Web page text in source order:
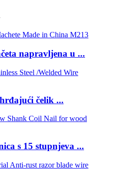
napravljena u ...
čelik ...
s 15 stupnjeva ...